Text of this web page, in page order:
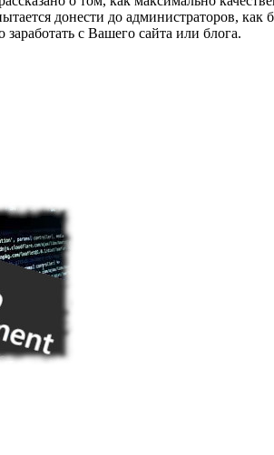
донести до администраторов,
с Вашего сайта или блога.